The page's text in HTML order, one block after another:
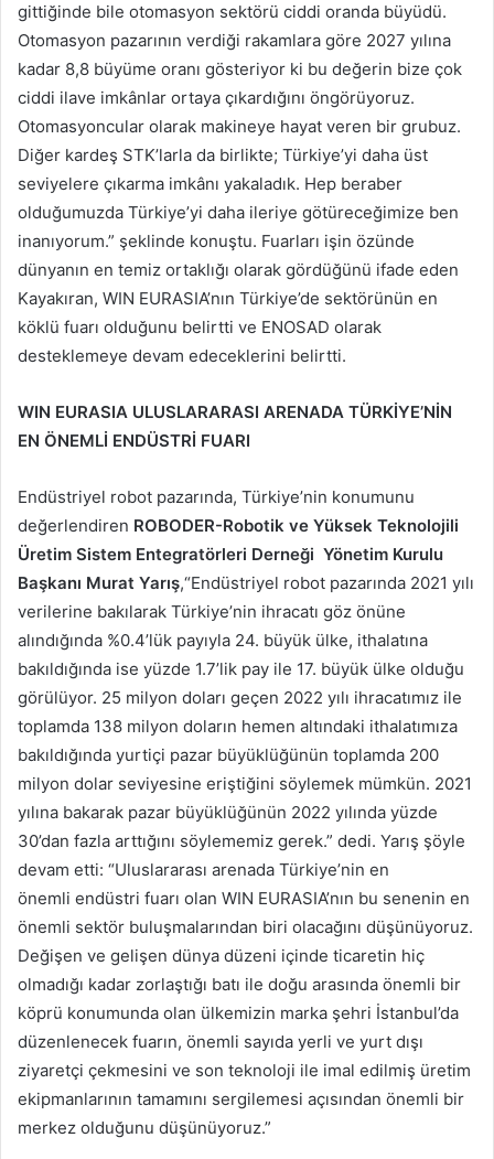
gittiğinde bile otomasyon sektörü ciddi oranda büyüdü.
Otomasyon pazarının verdiği rakamlara göre 2027 yılına
kadar 8,8 büyüme oranı gösteriyor ki bu değerin bize çok
ciddi ilave imkânlar ortaya çıkardığını öngörüyoruz.
Otomasyoncular olarak makineye hayat veren bir grubuz.
Diğer kardeş STK’larla da birlikte; Türkiye’yi daha üst
seviyelere çıkarma imkânı yakaladık. Hep beraber
olduğumuzda Türkiye’yi daha ileriye götüreceğimize ben
inanıyorum.” şeklinde konuştu. Fuarları işin özünde
dünyanın en temiz ortaklığı olarak gördüğünü ifade eden
Kayakıran, WIN EURASIA’nın Türkiye’de sektörünün en
köklü fuarı olduğunu belirtti ve ENOSAD olarak
desteklemeye devam edeceklerini belirtti.
WIN EURASIA ULUSLARARASI ARENADA TÜRKİYE’NİN
EN ÖNEMLİ ENDÜSTRİ FUARI
Endüstriyel robot pazarında, Türkiye’nin konumunu
değerlendiren ROBODER-Robotik ve Yüksek Teknolojili
Üretim Sistem Entegratörleri Derneği Yönetim Kurulu
Başkanı Murat Yarış,“Endüstriyel robot pazarında 2021 yılı
verilerine bakılarak Türkiye’nin ihracatı göz önüne
alındığında %0.4’lük payıyla 24. büyük ülke, ithalatına
bakıldığında ise yüzde 1.7’lik pay ile 17. büyük ülke olduğu
görülüyor. 25 milyon doları geçen 2022 yılı ihracatımız ile
toplamda 138 milyon doların hemen altındaki ithalatımıza
bakıldığında yurtiçi pazar büyüklüğünün toplamda 200
milyon dolar seviyesine eriştiğini söylemek mümkün. 2021
yılına bakarak pazar büyüklüğünün 2022 yılında yüzde
30’dan fazla arttığını söylememiz gerek.” dedi. Yarış şöyle
devam etti: “Uluslararası arenada Türkiye’nin en
önemli endüstri fuarı olan WIN EURASIA’nın bu senenin en
önemli sektör buluşmalarından biri olacağını düşünüyoruz.
Değişen ve gelişen dünya düzeni içinde ticaretin hiç
olmadığı kadar zorlaştığı batı ile doğu arasında önemli bir
köprü konumunda olan ülkemizin marka şehri İstanbul’da
düzenlenecek fuarın, önemli sayıda yerli ve yurt dışı
ziyaretçi çekmesini ve son teknoloji ile imal edilmiş üretim
ekipmanlarının tamamını sergilemesi açısından önemli bir
merkez olduğunu düşünüyoruz.”